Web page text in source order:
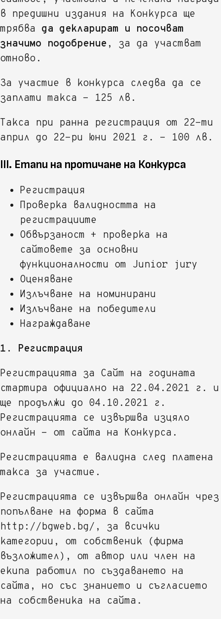
в предишни издания на Конкурса ще
трябва да декларират и посочват
значимо подобрение , за да участват
отново.
За участие в конкурса следва да се
заплати такса - 125 лв.
Такса при ранна регистрация от 22-ти
април до 22-ри юни 2021 г. - 100 лв.
III. Етапи на протичане на Конкурса
Регистрация
Проверка валидността на
регистрациите
Обвързаност + проверка на
сайтовете за основни
функционалности от Junior jury
Оценяване
Излъчване на номинирани
Излъчване на победители
Награждаване
1. Регистрация
Регистрацията за Сайт на годината
стартира официално на 22.04.2021 г. и
ще продължи до 04.10.2021 г.
Регистрацията се извършва изцяло
онлайн - от сайта на Конкурса.
Регистрацията е валидна след платена
такса за участие.
Регистрацията се извършва онлайн чрез
попълване на форма в сайта
http://bgweb.bg/, за всички
категории, от собственик (фирма
възложител), от автор или член на
екипа работил по създаването на
сайта, но със знанието и съгласието
на собственика на сайта.